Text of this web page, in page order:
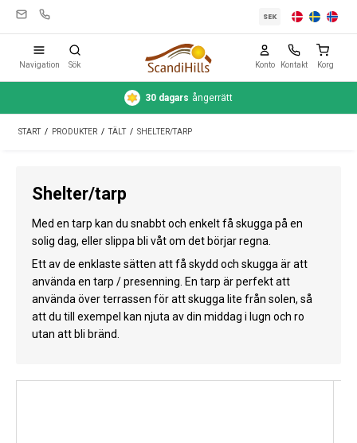
Tält
Rengöring & skötsel
Reseutrustning
Bil & släp
Gas
Vatten
SEK
Navigation Sök Konto Kontakt Korg
30 dagars ångerrätt
START / PRODUKTER / TÄLT / SHELTER/TARP
Shelter/tarp
Med en tarp kan du snabbt och enkelt få skugga på en
solig dag, eller slippa bli våt om det börjar regna.
Ett av de enklaste sätten att få skydd och skugga är att
använda en tarp / presenning. En tarp är perfekt att
använda över terrassen för att skugga lite från solen, så
att du till exempel kan njuta av din middag i lugn och ro
utan att bli bränd.